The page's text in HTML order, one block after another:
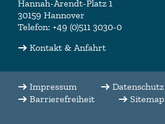
Hannah-Arendt-Platz 1
30159 Hannover
Telefon: +49 (0)511 3030-0
Kontakt & Anfahrt
Impressum
Datenschutz
Barrierefreiheit
Sitemap